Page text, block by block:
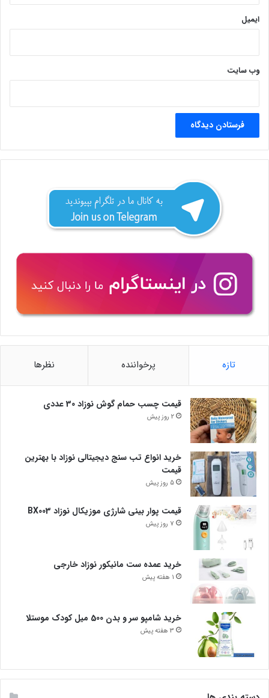
ایمیل
وب‌ سایت
تازه پرخواننده نظرها
قیمت چسب حمام گوش نوزاد 30 عددی
2 روز پیش
خرید انواع تب سنج دیجیتالی نوزاد با بهترین
قیمت
5 روز پیش
قیمت پوار بینی شارژی موزیکال نوزاد BX003
7 روز پیش
خرید عمده ست مانیکور نوزاد خارجی
1 هفته پیش
خرید شامپو سر و بدن 500 میل کودک موستلا
3 هفته پیش